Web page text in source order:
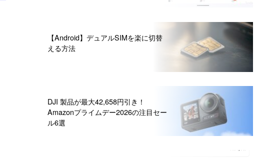
【Android】デュアルSIMを楽に切替
える方法
DJI 製品が最大42,658円引き！
Amazonプライムデー2026の注目セー
ル6選